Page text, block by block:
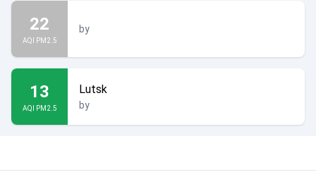
22
AQI PM2.5
by
13
AQI PM2.5
Lutsk
by